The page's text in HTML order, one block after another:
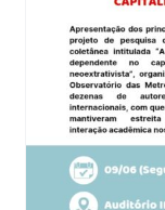
Eventos e
Comunicação
Buscar
resultados